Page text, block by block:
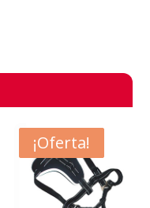
- $2.850
¡Oferta!